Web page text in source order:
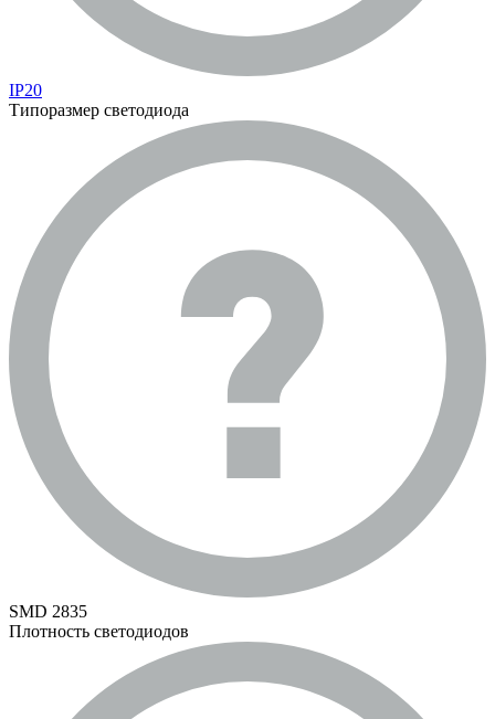
IP20
Типоразмер светодиода
SMD 2835
Плотность светодиодов